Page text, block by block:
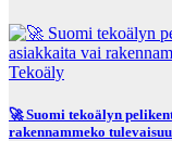
Tekoäly
🚀 Suomi tekoälyn
rakennammeko